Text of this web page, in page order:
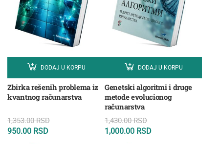
Zbirka rešenih problema iz
kvantnog računarstva
1,353.00RSD
950.00 RSD
DODAJ U KORPU
Genetski algoritmi i druge
metode evolucionog
računarstva
1,430.00RSD
1,000.00 RSD
DODAJ U KORPU